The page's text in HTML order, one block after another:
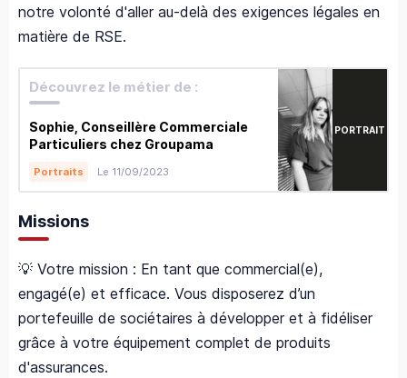
notre volonté d'aller au-delà des exigences légales en
matière de RSE.
Découvrez le métier de :
Sophie, Conseillère Commerciale
Particuliers chez Groupama
Portraits Le 11/09/2023
PORTRAIT
Missions
💡 Votre mission : En tant que commercial(e),
engagé(e) et efficace. Vous disposerez d’un
portefeuille de sociétaires à développer et à fidéliser
grâce à votre équipement complet de produits
d'assurances.